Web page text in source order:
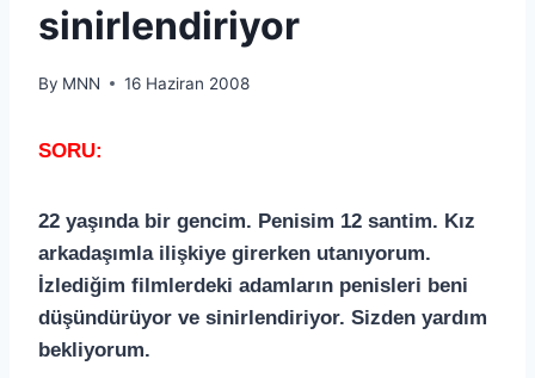
sinirlendiriyor
By MNN 16 Haziran 2008
SORU:
22 yaşında bir gencim. Penisim 12 santim. Kız
arkadaşımla ilişkiye girerken utanıyorum.
İzlediğim filmlerdeki adamların penisleri beni
düşündürüyor ve sinirlendiriyor. Sizden yardım
bekliyorum.